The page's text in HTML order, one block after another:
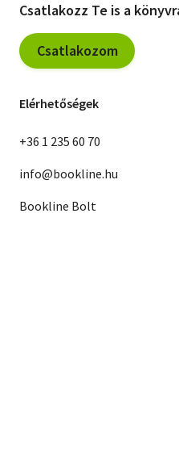
Csatlakozz Te is a
Csatlakozom
Elérhetőségek
+36 1 235 60 70
info@bookline.hu
Bookline Bolt